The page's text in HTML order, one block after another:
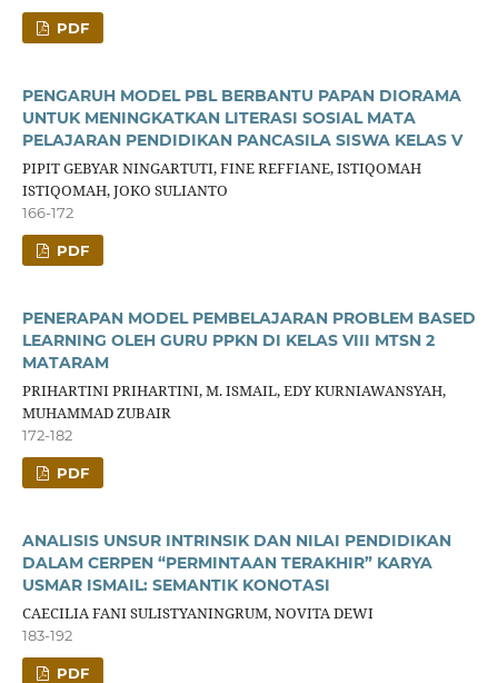
PDF
PENGARUH MODEL PBL BERBANTU PAPAN DIORAMA
UNTUK MENINGKATKAN LITERASI SOSIAL MATA
PELAJARAN PENDIDIKAN PANCASILA SISWA KELAS V
PIPIT GEBYAR NINGARTUTI, FINE REFFIANE, ISTIQOMAH
ISTIQOMAH, JOKO SULIANTO
166-172
PDF
PENERAPAN MODEL PEMBELAJARAN PROBLEM BASED
LEARNING OLEH GURU PPKN DI KELAS VIII MTSN 2
MATARAM
PRIHARTINI PRIHARTINI, M. ISMAIL, EDY KURNIAWANSYAH,
MUHAMMAD ZUBAIR
172-182
PDF
ANALISIS UNSUR INTRINSIK DAN NILAI PENDIDIKAN
DALAM CERPEN “PERMINTAAN TERAKHIR” KARYA
USMAR ISMAIL: SEMANTIK KONOTASI
CAECILIA FANI SULISTYANINGRUM, NOVITA DEWI
183-192
PDF